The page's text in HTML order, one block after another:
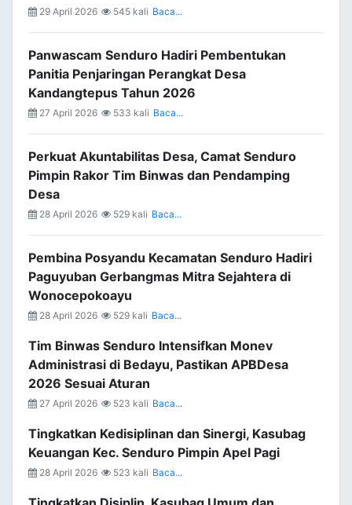
29 April 2026 545 kali Baca...
Panwascam Senduro Hadiri Pembentukan
Panitia Penjaringan Perangkat Desa
Kandangtepus Tahun 2026
27 April 2026 533 kali Baca...
Perkuat Akuntabilitas Desa, Camat Senduro
Pimpin Rakor Tim Binwas dan Pendamping
Desa
28 April 2026 529 kali Baca...
Pembina Posyandu Kecamatan Senduro Hadiri
Paguyuban Gerbangmas Mitra Sejahtera di
Wonocepokoayu
28 April 2026 529 kali Baca...
Tim Binwas Senduro Intensifkan Monev
Administrasi di Bedayu, Pastikan APBDesa
2026 Sesuai Aturan
27 April 2026 523 kali Baca...
Tingkatkan Kedisiplinan dan Sinergi, Kasubag
Keuangan Kec. Senduro Pimpin Apel Pagi
28 April 2026 523 kali Baca...